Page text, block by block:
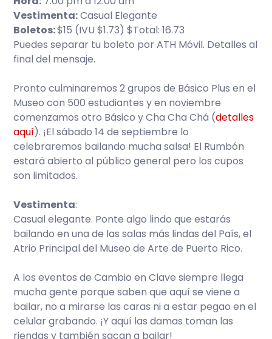
Vestimenta:Casual Elegante
Boletos:$15 (IVU $1.73) $Total: 16.73
Puedes separar tu boleto por ATH Móvil. Detalles al
final del mensaje.
Pronto culminaremos 2 grupos de Básico Plus en el
Museo con 500 estudiantes y en noviembre
comenzamos otro Básico y Cha Cha Chá (detalles
aquí). ¡El sábado 14 de septiembre lo
celebraremos bailando mucha salsa! El Rumbón
estará abierto al público general pero los cupos
son limitados.
Vestimenta:
Casual elegante. Ponte algo lindo que estarás
bailando en una de las salas más lindas del País, el
Atrio Principal del Museo de Arte de Puerto Rico.
A los eventos de Cambio en Clave siempre llega
mucha gente porque saben que aquí se viene a
bailar, no a mirarse las caras ni a estar pegao en el
celular grabando. ¡Y aquí las damas toman las
riendas y también sacan a bailar!